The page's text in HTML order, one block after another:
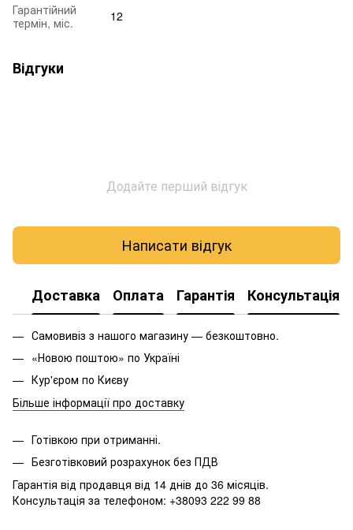
Гарантійний
термін, міс.
12
Відгуки
Додайте перший відгук
Написати відгук
Доставка Оплата Гарантія Консультація
Самовивіз з нашого магазину — безкоштовно.
«Новою поштою» по Україні
Кур'єром по Києву
Більше інформації про доставку
Готівкою при отриманні.
Безготівковий розрахунок без ПДВ
Гарантія від продавця від 14 днів до 36 місяців.
Консультація за телефоном: +38093 222 99 88